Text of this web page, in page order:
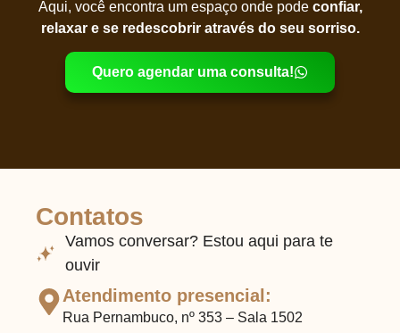
Aqui, você encontra um espaço onde pode confiar,
relaxar e se redescobrir através do seu sorriso.
Quero agendar uma consulta!
Contatos
Vamos conversar? Estou aqui para te
ouvir
Atendimento presencial:
Rua Pernambuco, nº 353 – Sala 1502